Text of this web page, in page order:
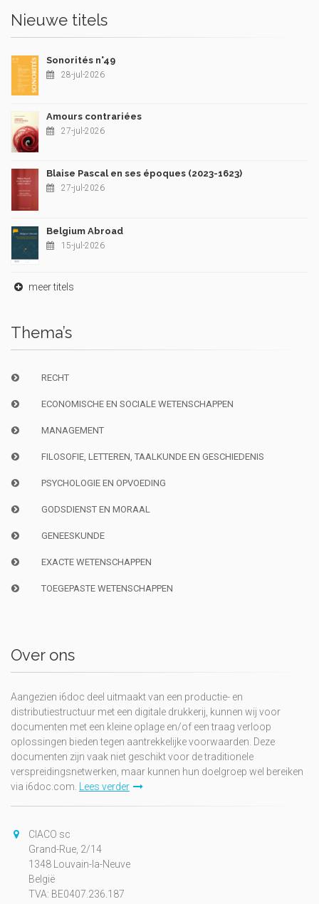
Nieuwe titels
Sonorités n°49
28-jul-2026
Amours contrariées
27-jul-2026
Blaise Pascal en ses époques (2023-1623)
27-jul-2026
Belgium Abroad
15-jul-2026
meer titels
Thema’s
RECHT
ECONOMISCHE EN SOCIALE WETENSCHAPPEN
MANAGEMENT
FILOSOFIE, LETTEREN, TAALKUNDE EN GESCHIEDENIS
PSYCHOLOGIE EN OPVOEDING
GODSDIENST EN MORAAL
GENEESKUNDE
EXACTE WETENSCHAPPEN
TOEGEPASTE WETENSCHAPPEN
Over ons
Aangezien i6doc deel uitmaakt van een productie- en
distributiestructuur met een digitale drukkerij, kunnen wij voor
documenten met een kleine oplage en/of een traag verloop
oplossingen bieden tegen aantrekkelijke voorwaarden. Deze
documenten zijn vaak niet geschikt voor de traditionele
verspreidingsnetwerken, maar kunnen hun doelgroep wel bereiken
via i6doc.com. Lees verder
CIACO sc
Grand-Rue, 2/14
1348 Louvain-la-Neuve
België
TVA: BE0407.236.187